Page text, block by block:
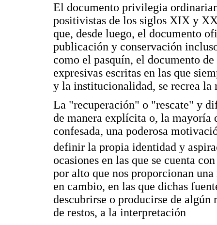
El documento privilegia
positivistas de los siglos XIX y
que, desde luego, el documento
publicación y conservación
como el pasquín, el documento
expresivas escritas en las que
y la institucionalidad, se recrea la
La "recuperación" o "rescate" y
de manera explícita o, la mayoría
confesada, una poderosa
definir la propia identidad y
ocasiones en las que se cuenta
por alto que nos proporcionan
en cambio, en las que dichas
descubrirse o producirse de
de restos, a la interpretación